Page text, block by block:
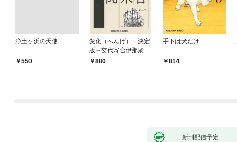
浄土ヶ浜の天使
￥550
変化（へんげ） 決定
版～交代寄合伊那衆異
聞（1）～
880
手下は犬だけ
814
新刊配信予定